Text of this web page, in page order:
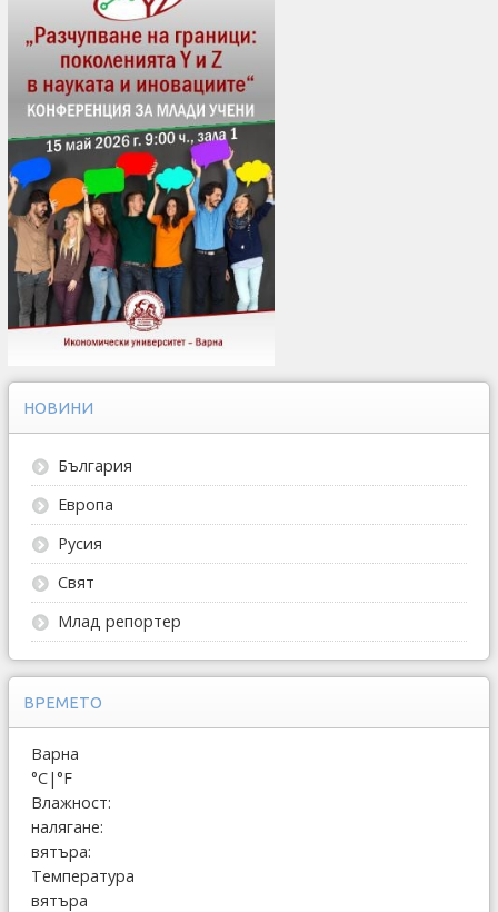
НОВИНИ
България
Европа
Русия
Свят
Млад репортер
ВРЕМЕТО
Варна
°C|°F
Влажност:
налягане:
вятъра:
Температура
вятъра